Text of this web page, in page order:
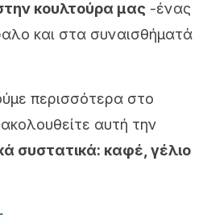
κουλτούρα μας -ένας
και στα συναισθήματά
περισσότερα στο
αυτή την
συστατικά: καφέ, γέλιο